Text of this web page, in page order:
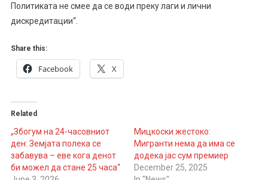
Политиката не смее да се води преку лаги и лични
дискредитации“.
Share this:
Facebook X
Related
„Збогум на 24-часовниот
ден: Земјата полека се
забавува – еве кога денот
би можел да стане 25 часа“
Мицкоски жестоко:
Мигранти нема да има се
додека јас сум премиер
December 25, 2025